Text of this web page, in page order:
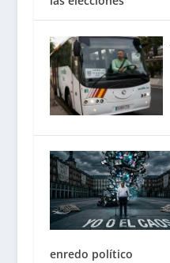
enredo político